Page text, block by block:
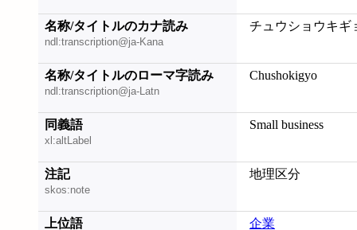
名称/タイトルのカナ読み
ndl:transcription@ja-Kana
チュウショウキギ
名称/タイトルのローマ字読み
ndl:transcription@ja-Latn
Chushokigyo
同義語
xl:altLabel
Small business
注記
skos:note
地理区分
上位語 企業